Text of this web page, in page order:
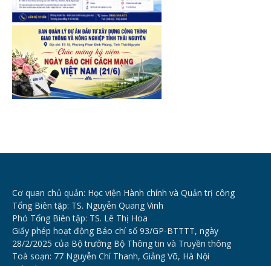
Cơ quan chủ quản: Học viện Hành chính và Quản trị công
Tổng Biên tập: TS. Nguyễn Quang Vinh
Phó Tổng Biên tập: TS. Lê Thị Hoa
Giấy phép hoạt động Báo chí số 93/GP-BTTTT, ngày
28/2/2025 của Bộ trưởng Bộ Thông tin và Truyền thông
Toà soạn: 77 Nguyễn Chí Thanh, Giảng Võ, Hà Nội